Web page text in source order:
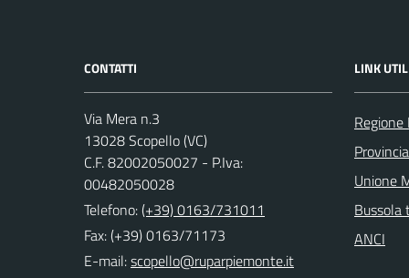
CONTATTI
Via Mera n.3
13028 Scopello (VC)
C.F. 82002050027 - P.Iva:
00482050028
Telefono:(+39) 0163/731011
Fax: (+39) 0163/71173
E-mail:
LINK
Unione
Bussola
ANCI